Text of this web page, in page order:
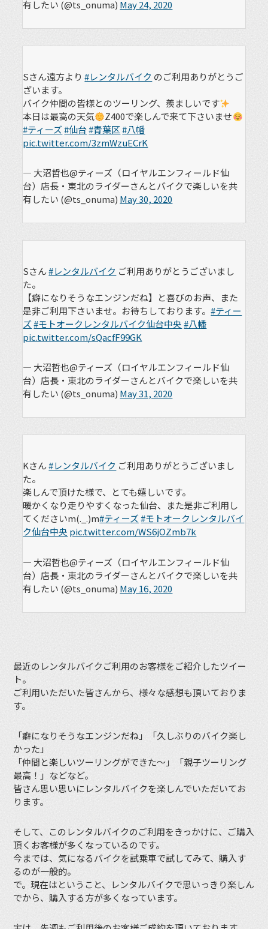
有したい (@ts_onuma) May 24, 2020
Sさん遠方より#レンタルバイク のご利用ありがとうご
ざいます。
バイク仲間の皆様とのツーリング、羨ましいです
本日は最高の天気
Z400で楽しんで来て下さいませ
#ティーズ#仙台#青葉区#八幡
pic.twitter.com/3zmWzuECrK
— 大沼哲也@ティーズ（ロイヤルエンフィールド仙
台）店長・東北のライダーさんとバイクで楽しいを共
有したい (@ts_onuma) May 30, 2020
Sさん#レンタルバイク ご利用ありがとうございまし
た。
【癖になりそうなエンジンだね】と喜びのお声、また
是非ご利用下さいませ。お待ちしております。#ティー
ズ#モトオークレンタルバイク仙台中央 #八幡
pic.twitter.com/sQacfF99GK
— 大沼哲也@ティーズ（ロイヤルエンフィールド仙
台）店長・東北のライダーさんとバイクで楽しいを共
有したい (@ts_onuma) May 31, 2020
Kさん#レンタルバイク ご利用ありがとうございまし
た。
楽しんで頂けた様で、とても嬉しいです。
暖かくなり走りやすくなった仙台、また是非ご利用し
てくださいm(._.)m#ティーズ#モトオークレンタルバイ
ク仙台中央 pic.twitter.com/WS6jOZmb7k
— 大沼哲也@ティーズ（ロイヤルエンフィールド仙
台）店長・東北のライダーさんとバイクで楽しいを共
有したい (@ts_onuma) May 16, 2020
最近のレンタルバイクご利用のお客様をご紹介したツイー
ト。
ご利用いただいた皆さんから、様々な感想も頂いておりま
す。
「癖になりそうなエンジンだね」「久しぶりのバイク楽し
かった」
「仲間と楽しいツーリングができた〜」「親子ツーリング
最高！」などなど。
皆さん思い思いにレンタルバイクを楽しんでいただいてお
ります。
そして、このレンタルバイクのご利用をきっかけに、ご購入
頂くお客様が多くなっているのです。
今までは、気になるバイクを試乗車で試してみて、購入す
るのが一般的。
で。現在はということ、レンタルバイクで思いっきり楽しん
でから、購入する方が多くなっています。